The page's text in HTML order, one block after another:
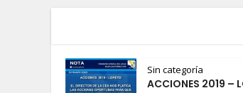
Sin categoría
ACCIONES 2019 –